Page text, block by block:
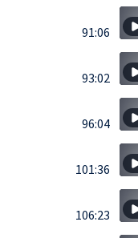
91:06
93:02
96:04
101:36
106:23